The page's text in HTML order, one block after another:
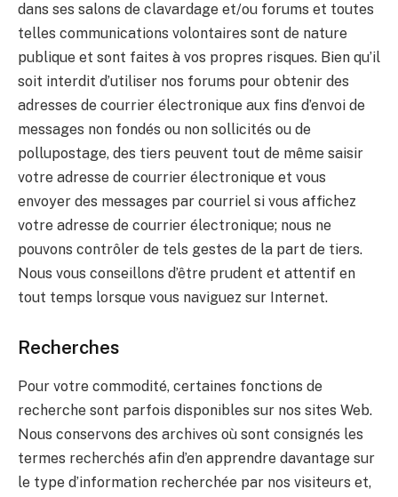
dans ses salons de clavardage et/ou forums et toutes
telles communications volontaires sont de nature
publique et sont faites à vos propres risques. Bien qu’il
soit interdit d’utiliser nos forums pour obtenir des
adresses de courrier électronique aux fins d’envoi de
messages non fondés ou non sollicités ou de
pollupostage, des tiers peuvent tout de même saisir
votre adresse de courrier électronique et vous
envoyer des messages par courriel si vous affichez
votre adresse de courrier électronique; nous ne
pouvons contrôler de tels gestes de la part de tiers.
Nous vous conseillons d’être prudent et attentif en
tout temps lorsque vous naviguez sur Internet.
Recherches
Pour votre commodité, certaines fonctions de
recherche sont parfois disponibles sur nos sites Web.
Nous conservons des archives où sont consignés les
termes recherchés afin d’en apprendre davantage sur
le type d’information recherchée par nos visiteurs et,